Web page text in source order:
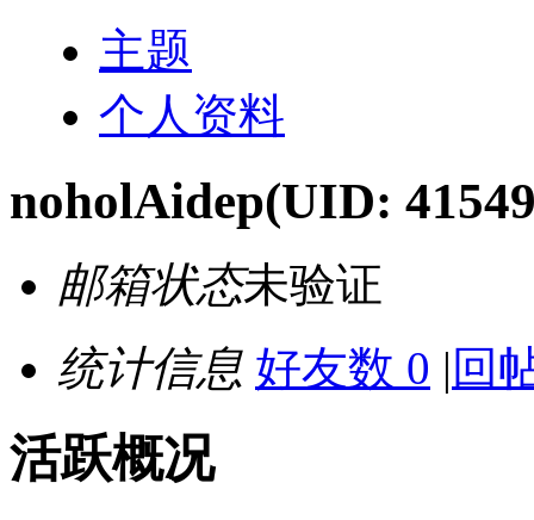
主题
个人资料
noholAidep(UID:
邮箱状态未验证
统计信息 好友数 0 | 回
活跃概况